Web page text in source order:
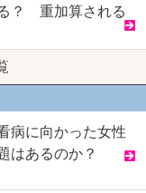
？ 重加算される
病に向かった女性
はあるのか？